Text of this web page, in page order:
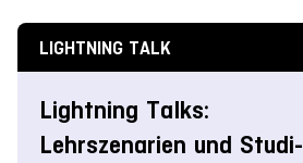
LIGHTNING TALK
Lightning Talks:
Lehrszenarien und Studi-